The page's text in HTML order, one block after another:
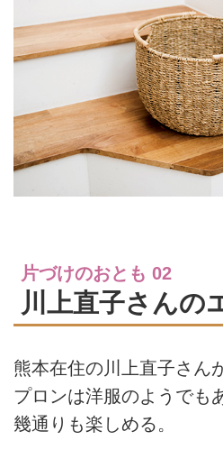
片づけのおとも 02
川上直子さんの
熊本在住の川上直子さん
プロンは洋服のようでも
幾通りも楽しめる。